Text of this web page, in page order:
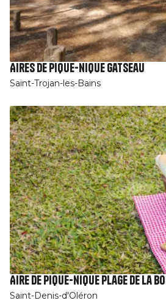
Aires de pique-nique Gatseau
Saint-Trojan-les-Bains
Aire de pique-nique plage de la
Saint-Denis-d'Oléron